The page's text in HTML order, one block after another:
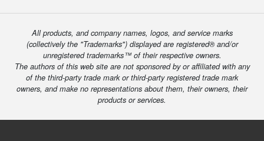
All products, and company names, logos, and service marks
(collectively the "Trademarks") displayed are registered® and/or
unregistered trademarks™ of their respective owners.
The authors of this web site are not sponsored by or affiliated with any
of the third-party trade mark or third-party registered trade mark
owners, and make no representations about them, their owners, their
products or services.